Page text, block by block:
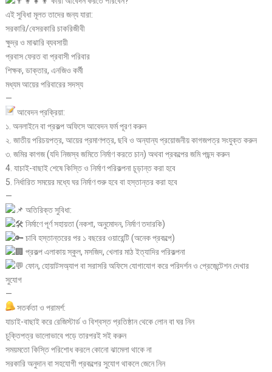
এই সুবিধা মূলত তাদের জন্য যারা:
সরকারি/বেসরকারি চাকরিজীবী
ক্ষুদ্র ও মাঝারি ব্যবসায়ী
প্রবাস ফেরত বা প্রবাসী পরিবার
শিক্ষক, ডাক্তার, এনজিও কর্মী
মধ্যম আয়ের পরিবারের সদস্য
—
আবেদন প্রক্রিয়া:
১. অনলাইনে বা প্রকল্প অফিসে আবেদন ফর্ম পূরণ করুন
২. জাতীয় পরিচয়পত্র, আয়ের প্রমাণপত্র, ছবি ও অন্যান্য প্রয়োজনীয় কাগজপত্র সংযুক্ত করুন
৩. জমির কাগজ (যদি নিজস্ব জমিতে নির্মাণ করতে চান) অথবা প্রকল্পের জমি পছন্দ করুন
4. যাচাই-বাছাই শেষে কিস্তি ও নির্মাণ পরিকল্পনা চূড়ান্ত করা হবে
5. নির্ধারিত সময়ের মধ্যে ঘর নির্মাণ শুরু হবে বা হস্তান্তর করা হবে
—
অতিরিক্ত সুবিধা:
নির্মাণে পূর্ণ সহায়তা (নকশা, অনুমোদন, নির্মাণ তদারকি)
চাবি হস্তান্তরের পর ১ বছরের ওয়ারেন্টি (অনেক প্রকল্পে)
প্রকল্প এলাকায় স্কুল, মসজিদ, খেলার মাঠ ইত্যাদির পরিকল্পনা
ফোন, হোয়াটসঅ্যাপ বা সরাসরি অফিসে যোগাযোগ করে পরিদর্শন ও প্রেজেন্টেশন দেখার
সুযোগ
—
সতর্কতা ও পরামর্শ:
যাচাই-বাছাই করে রেজিস্টার্ড ও বিশ্বস্ত প্রতিষ্ঠান থেকে লোন বা ঘর নিন
চুক্তিপত্র ভালোভাবে পড়ে তারপরই সই করুন
সময়মতো কিস্তি পরিশোধ করলে কোনো ঝামেলা থাকে না
সরকারি অনুদান বা সহযোগী প্রকল্পের সুযোগ থাকলে জেনে নিন